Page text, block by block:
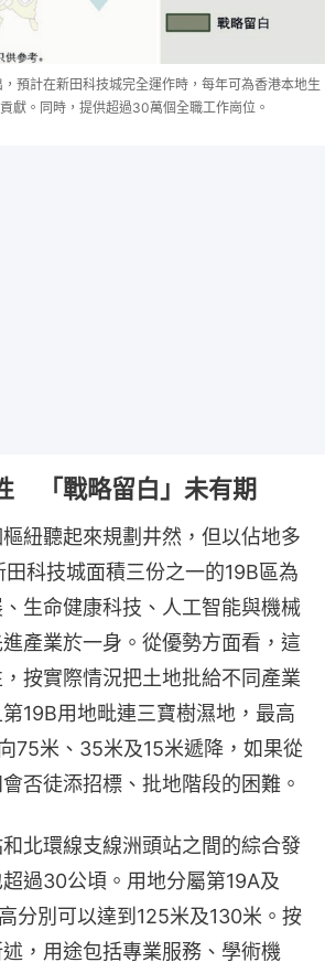
預計在新田科技城完全運作時，每年可為香港本地生
獻。同時，提供超過30萬個全職工作崗位。
「戰略留白」未有期
紐聽起來規劃井然，但以佔地多
科技城面積三份之一的19B區為
生命健康科技、人工智能與機械
產業於一身。從優勢方面看，這
按實際情況把土地批給不同產業
19B用地毗連三寶樹濕地，最高
75米、35米及15米遞降，如果從
否徒添招標、批地階段的困難。
北環線支線洲頭站之間的綜合發
過30公頃。用地分屬第19A及
分別可以達到125米及130米。按
，用途包括專業服務、學術機